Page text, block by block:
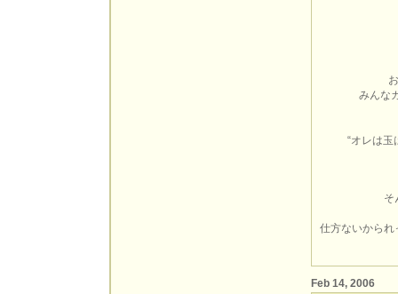
みんな
“オレは玉
そ
仕方ないから
Feb 14, 2006